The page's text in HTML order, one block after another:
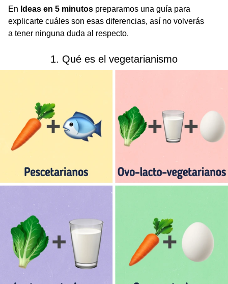
En Ideas en 5 minutos preparamos una guía para
explicarte cuáles son esas diferencias, así no volverás
a tener ninguna duda al respecto.
1. Qué es el vegetarianismo